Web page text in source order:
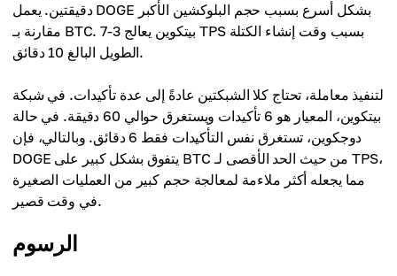
دقيقتين. يعمل DOGE بشكل أسرع بسبب حجم البلوكشين الأكبر
مقارنة بـ BTC. بيتكوين يعالج 3-7 TPS بسبب وقت إنشاء الكتلة
الطويل البالغ 10 دقائق.
لتنفيذ معاملة، تحتاج كلا الشبكتين عادةً إلى عدة تأكيدات. في شبكة
بيتكوين، المعيار هو 6 تأكيدات ويستغرق حوالي 60 دقيقة. في حالة
دوجكوين، تستغرق نفس التأكيدات فقط 6 دقائق. وبالتالي، فإن
DOGE يتفوق بشكل كبير على BTC من حيث الحد الأقصى لـ TPS،
مما يجعله أكثر ملاءمة لمعالجة حجم كبير من العمليات الصغيرة
في وقت قصير.
الرسوم